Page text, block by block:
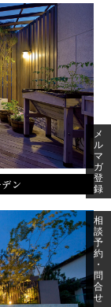
ン
メ
ル
マ
ガ
登
録
相
談
予
約
・
問
合
せ